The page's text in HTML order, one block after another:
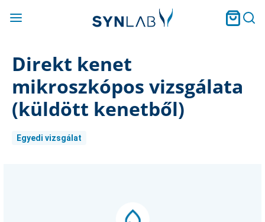
Direkt kenet
mikroszkópos vizsgálata
(küldött kenetből)
Egyedi vizsgálat